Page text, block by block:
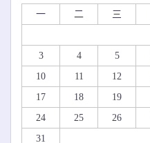
一 二 三
3
4 5
10
11 12
17
18 19
24
25 26
31